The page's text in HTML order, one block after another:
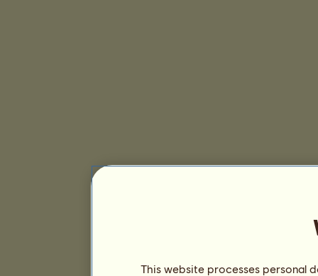
This website processes personal